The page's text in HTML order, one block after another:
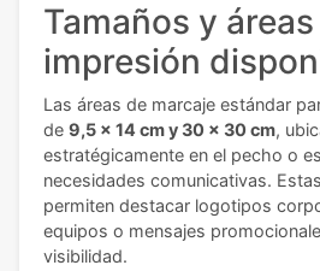
Tamaños y
impresión
Las áreas de marcaje estándar
de 9,5 x 14 cm y 30 x 30 cm,
estratégicamente en el pecho o
necesidades comunicativas.
permiten destacar logotipos
equipos o mensajes
visibilidad.